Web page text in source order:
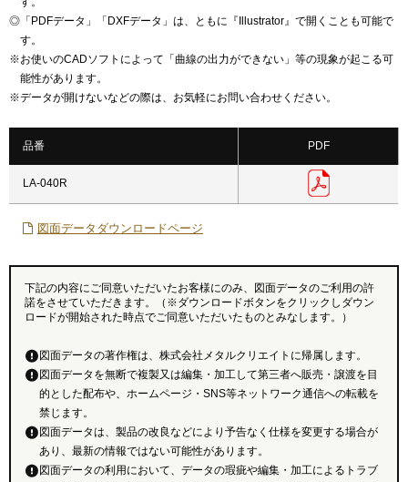
◎ 「PDFデータ」「DXFデータ」は、ともに『Illustrator』で開くことも可能で
す。
※お使いのCADソフトによって「曲線の出力ができない」等の現象が起こる可
能性があります。
※データが開けないなどの際は、お気軽にお問い合わせください。
品番 PDF
LA-040R
図面データダウンロードページ
下記の内容にご同意いただいたお客様にのみ、図面データのご利用の許
諾をさせていただきます。（※ダウンロードボタンをクリックしダウン
ロードが開始された時点でご同意いただいたものとみなします。）
図面データの著作権は、株式会社メタルクリエイトに帰属します。
図面データを無断で複製又は編集・加工して第三者へ販売・譲渡を目
的とした配布や、ホームページ・SNS等ネットワーク通信への転載を
禁じます。
図面データは、製品の改良などにより予告なく仕様を変更する場合が
あり、最新の情報ではない可能性があります。
図面データの利用において、データの瑕疵や編集・加工によるトラブ